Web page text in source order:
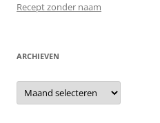
Recept zonder naam
ARCHIEVEN
Archieven